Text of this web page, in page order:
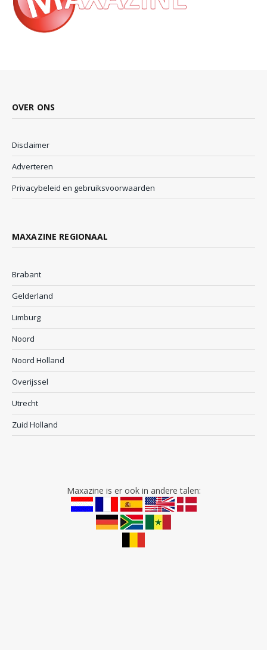
OVER ONS
Disclaimer
Adverteren
Privacybeleid en gebruiksvoorwaarden
MAXAZINE REGIONAAL
Brabant
Gelderland
Limburg
Noord
Noord Holland
Overijssel
Utrecht
Zuid Holland
Maxazine is er ook in andere talen: